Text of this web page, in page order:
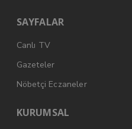
SAYFALAR
Canlı TV
Gazeteler
Nöbetçi Eczaneler
KURUMSAL